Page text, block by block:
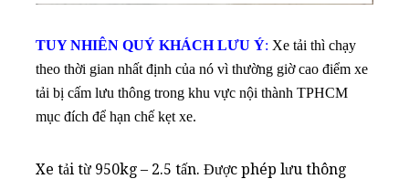
TUY NHIÊN QUÝ KHÁCH LƯU Ý: Xe tải thì chạy
theo thời gian nhất định của nó vì thường giờ cao điểm xe
tải bị cấm lưu thông trong khu vực nội thành TPHCM
mục đích để hạn chế kẹt xe.
Xe tải từ 950kg – 2.5 tấn. Được phép lưu thông